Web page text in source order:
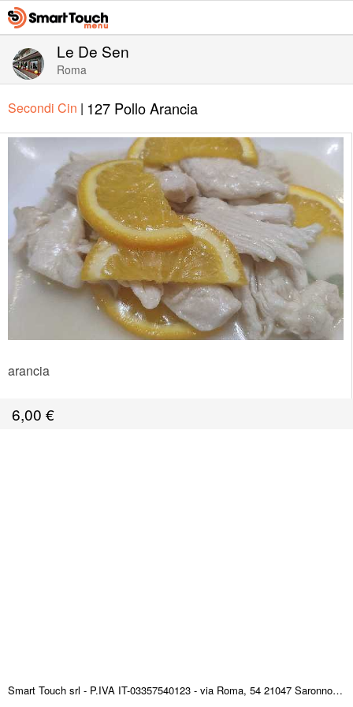
Le De Sen
Roma
Secondi Cin | 127 Pollo Arancia
arancia
6,00 €
Smart Touch srl - P.IVA IT-03357540123 - via Roma, 54 21047 Saronno (VA) ITALY